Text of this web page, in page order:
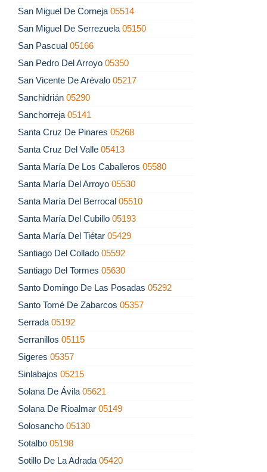
San Miguel De Corneja 05514
San Miguel De Serrezuela 05150
San Pascual 05166
San Pedro Del Arroyo 05350
San Vicente De Arévalo 05217
Sanchidrián 05290
Sanchorreja 05141
Santa Cruz De Pinares 05268
Santa Cruz Del Valle 05413
Santa María De Los Caballeros 05580
Santa María Del Arroyo 05530
Santa María Del Berrocal 05510
Santa María Del Cubillo 05193
Santa María Del Tiétar 05429
Santiago Del Collado 05592
Santiago Del Tormes 05630
Santo Domingo De Las Posadas 05292
Santo Tomé De Zabarcos 05357
Serrada 05192
Serranillos 05115
Sigeres 05357
Sinlabajos 05215
Solana De Ávila 05621
Solana De Rioalmar 05149
Solosancho 05130
Sotalbo 05198
Sotillo De La Adrada 05420